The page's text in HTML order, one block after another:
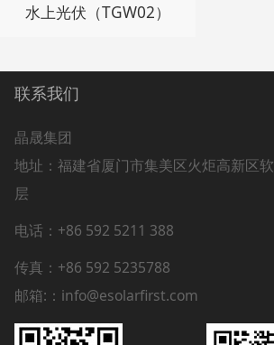
水上光伏（TGW02）
联系我们
晶晟集团
地址： 福建省厦门市集美区火炬高新区
层
电话：+86 592 5211 388
传真：+86 592 5235788
邮箱:：info@esolarfirst.com